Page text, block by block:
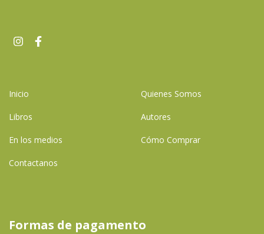
Inicio Quienes Somos
Libros Autores
En los medios Cómo Comprar
Contactanos
Formas de pagamento